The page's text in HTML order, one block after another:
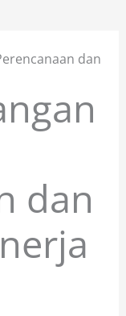
dan
dan